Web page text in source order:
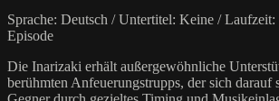
Sprache: Deutsch / Untertitel: Keine /
Episode
Die Inarizaki erhält außergewöhnliche
berühmten Anfeuerungstrupps, der sich darauf